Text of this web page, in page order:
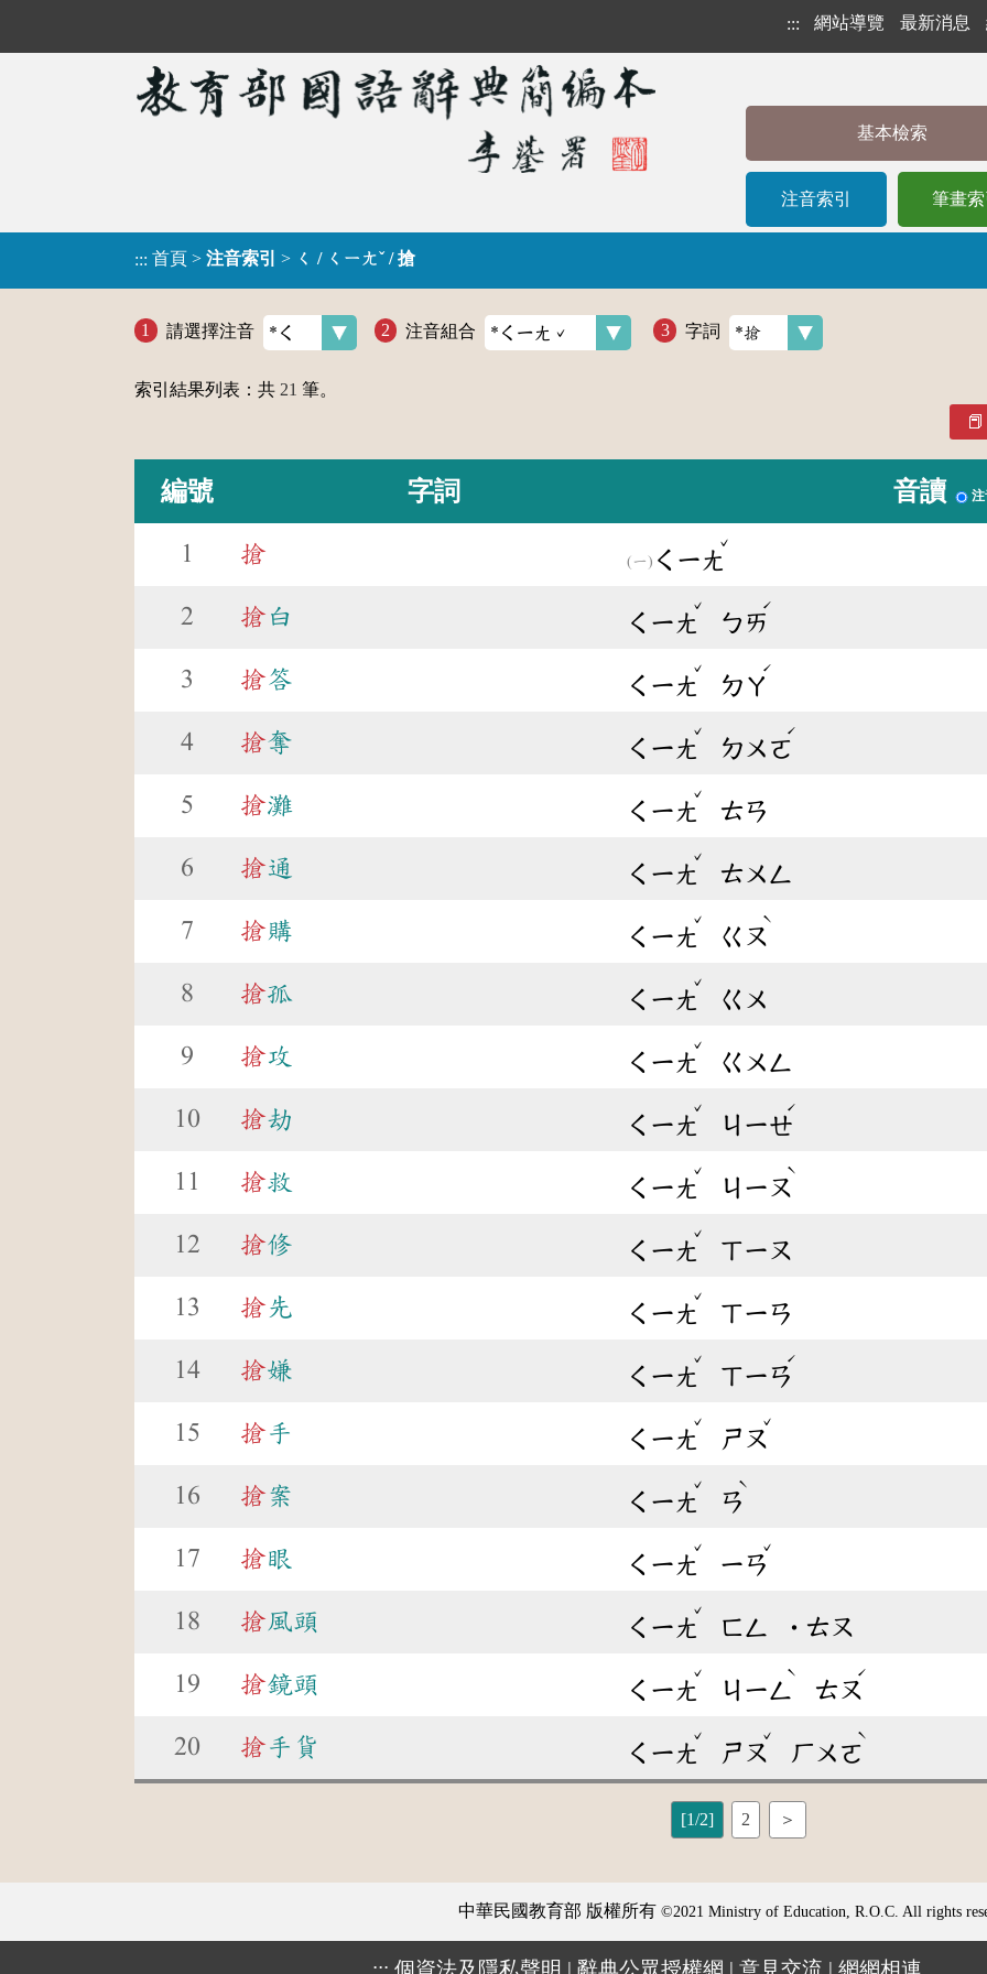
::: 網站導覽 最新消息
基本檢索
注音索引 筆畫索
::: 首頁 > 注音索引 > ㄑ / ㄑㄧㄤˇ / 搶
請選擇注音 注音組合 字詞
索引結果列表：共 21 筆。
編號 字詞 音讀 注
1 搶 ㄑㄧㄤ
ˇ
2 搶 白 ㄑㄧㄤ
ˇ
ㄅㄞ
ˊ
3 搶答 ㄑㄧㄤ
ˇ
ㄉㄚ
ˊ
4 搶奪 ㄑㄧㄤ
ˇ
ㄉㄨㄛ
ˊ
5 搶灘 ㄑㄧㄤ
ˇ
ㄊㄢ
6 搶通 ㄑㄧㄤ
ˇ
ㄊㄨㄥ
7 搶購 ㄑㄧㄤ
ˇ
ㄍㄡ
ˋ
8 搶孤 ㄑㄧㄤ
ˇ
ㄍㄨ
9 搶攻 ㄑㄧㄤ
ˇ
ㄍㄨㄥ
10 搶劫 ㄑㄧㄤ
ˇ
ㄐㄧㄝ
ˊ
11 搶救 ㄑㄧㄤ
ˇ
ㄐㄧㄡ
ˋ
12 搶修 ㄑㄧㄤ
ˇ
ㄒㄧㄡ
13 搶先 ㄑㄧㄤ
ˇ
ㄒㄧㄢ
14 搶嫌 ㄑㄧㄤ
ˇ
ㄒㄧㄢ
ˊ
15 搶手 ㄑㄧㄤ
ˇ
ㄕㄡ
ˇ
16 搶案 ㄑㄧㄤ
ˇ
ㄢ
ˋ
17 搶眼 ㄑㄧㄤ
ˇ
ㄧㄢ
ˇ
18 搶風頭 ㄑㄧㄤ
ˇ
ㄈㄥ ˙ㄊㄡ
19 搶鏡頭 ㄑㄧㄤ
ˇ
ㄐㄧㄥ
ˋ
ㄊㄡ
ˊ
20 搶手貨 ㄑㄧㄤ
ˇ
ㄕㄡ
ˇ
ㄏㄨㄛ
ˋ
[1/2] 2 ＞
中華民國教育部 版權所有 ©2021 Ministry of Education, R.O.C. All rights
::: 個資法及隱私聲明 | 辭典公眾授權網 | 意見交流 | 網網相連